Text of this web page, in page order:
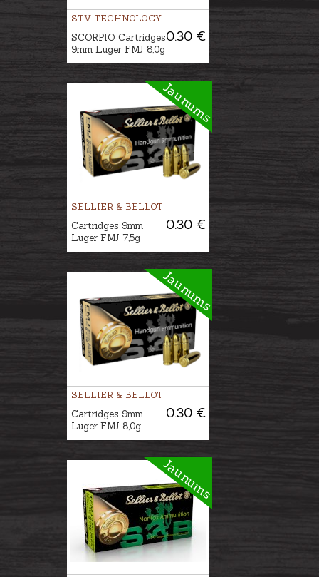
STV TECHNOLOGY
0.30 €
SCORPIO Cartridges
9mm Luger FMJ 8,0g
Jaunums
SELLIER & BELLOT
0.30 €
Cartridges 9mm
Luger FMJ 7,5g
Jaunums
SELLIER & BELLOT
0.30 €
Cartridges 9mm
Luger FMJ 8,0g
Jaunums